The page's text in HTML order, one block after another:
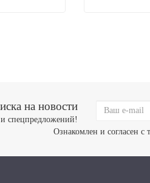
на новости
спецпредложений!
Ознакомлен и согласен с